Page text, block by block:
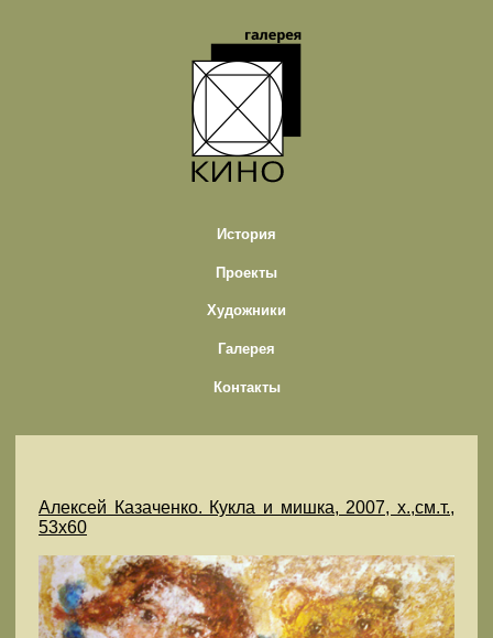
История
Проекты
Художники
Галерея
Контакты
Алексей Казаченко. Кукла и мишка, 2007, х.,см.т.,
53х60